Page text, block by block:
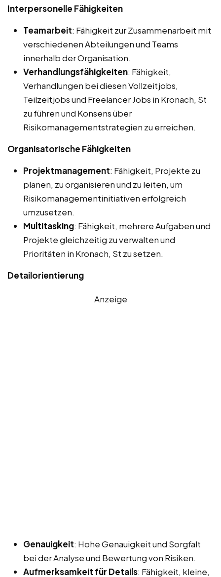
Interpersonelle Fähigkeiten
Teamarbeit: Fähigkeit zur Zusammenarbeit mit
verschiedenen Abteilungen und Teams
innerhalb der Organisation.
Verhandlungsfähigkeiten: Fähigkeit,
Verhandlungen bei diesen Vollzeitjobs,
Teilzeitjobs und Freelancer Jobs in Kronach, St
zu führen und Konsens über
Risikomanagementstrategien zu erreichen.
Organisatorische Fähigkeiten
Projektmanagement: Fähigkeit, Projekte zu
planen, zu organisieren und zu leiten, um
Risikomanagementinitiativen erfolgreich
umzusetzen.
Multitasking: Fähigkeit, mehrere Aufgaben und
Projekte gleichzeitig zu verwalten und
Prioritäten in Kronach, St zu setzen.
Detailorientierung
Anzeige
Genauigkeit: Hohe Genauigkeit und Sorgfalt
bei der Analyse und Bewertung von Risiken.
Aufmerksamkeit für Details: Fähigkeit, kleine,